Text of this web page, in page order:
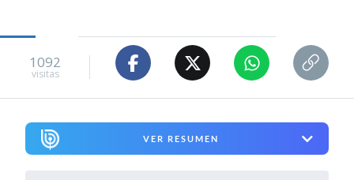
1092
visitas
VER RESUMEN